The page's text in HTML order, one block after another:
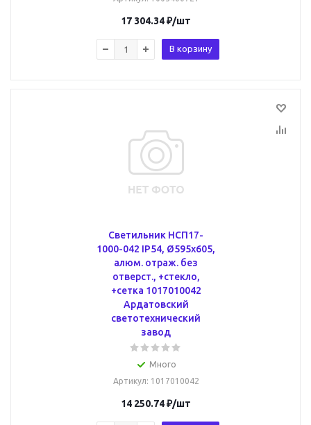
17 304.34₽/шт
В корзину
Светильник НСП17-
1000-042 IP54, Ø595х605,
алюм. отраж. без
отверст., +стекло,
+сетка 1017010042
Ардатовский
светотехнический
завод
Много
Артикул: 1017010042
14 250.74₽/шт